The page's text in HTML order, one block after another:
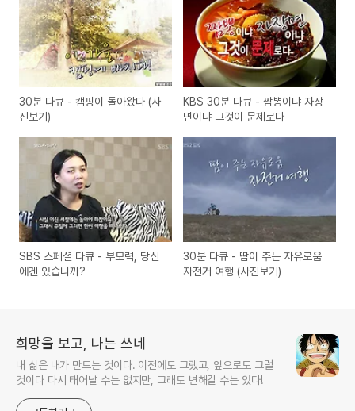
30분 다큐 - 캠핑이 돌아왔다 (사
진보기)
KBS 30분 다큐 - 짬뽕이냐 자장
면이냐 그것이 문제로다
SBS 스페셜 다큐 - 부모력, 당신
에겐 있습니까?
30분 다큐 - 땀이 주는 자유로움
자전거 여행 (사진보기)
희망을 보고, 나는 쓰네
내 삶은 내가 만드는 것이다. 이전에도 그랬고, 앞으로도 그럴
것이다 다시 태어날 수는 없지만, 그래도 변해갈 수는 있다!